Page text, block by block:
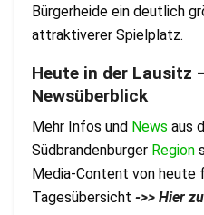
Bürgerheide ein deutlich
attraktiverer Spielplatz.
Heute in der Lausitz
Newsüberblick
Mehr Infos und News aus
Südbrandenburger Region
Media-Content von heute
Tagesübersicht ->> Hier